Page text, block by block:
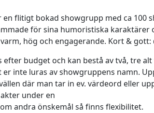
en flitigt bokad showgrupp med ca 100
för sina humoristiska
hög och engagerande. Kort &
efter budget och kan bestå av två, tre
er inte luras av showgruppens namn.
där man tar in ev. värdeord eller
under en
andra önskemål så finns flexibilitet.